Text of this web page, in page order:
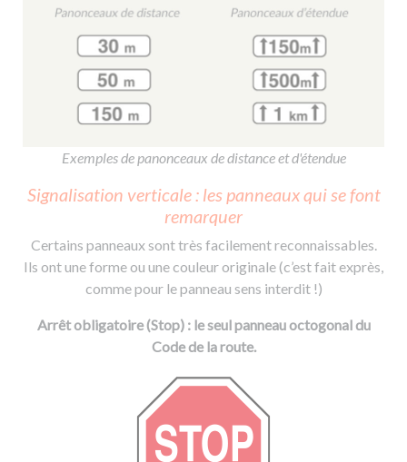
Exemples de panonceaux de distance et d'étendue
Signalisation verticale : les panneaux qui se font
remarquer
Certains panneaux sont très facilement reconnaissables.
Ils ont une forme ou une couleur originale (c’est fait exprès,
comme pour le panneau sens interdit !)
Arrêt obligatoire (Stop) : le seul panneau octogonal du
Code de la route.